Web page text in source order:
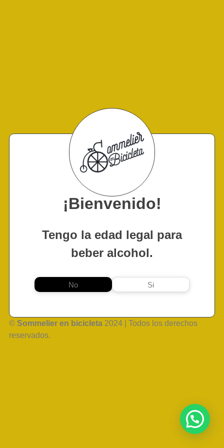
¡Bienvenido!
Tengo la edad legal para
beber alcohol.
No Si
© Sommelier en bicicleta 2024 | Todos los derechos
reservados.